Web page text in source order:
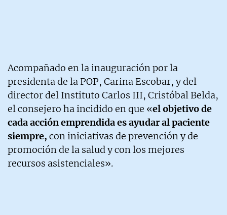
Acompañado en la inauguración por la
presidenta de la POP, Carina Escobar, y del
director del Instituto Carlos III, Cristóbal Belda,
el consejero ha incidido en que «el objetivo de
cada acción emprendida es ayudar al paciente
siempre, con iniciativas de prevención y de
promoción de la salud y con los mejores
recursos asistenciales».